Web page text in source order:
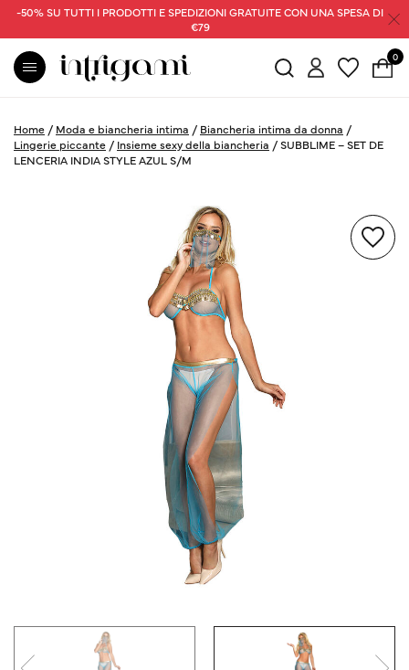
-50% SU TUTTI I PRODOTTI E SPEDIZIONI GRATUITE CON UNA SPESA DI
€79
0
Home / Moda e biancheria intima / Biancheria intima da donna /
Lingerie piccante / Insieme sexy della biancheria /SUBBLIME – SET DE
LENCERIA INDIA STYLE AZUL S/M